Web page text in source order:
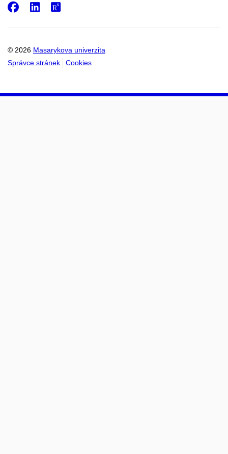
© 2026 Masarykova univerzita
Správce stránek
Cookies
Facebook
LinkedIn
ResearchGate